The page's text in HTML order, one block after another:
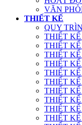
VĂN
THIẾT KẾ
QUY
THIẾT
THIẾT
THIẾT
THIẾT
THIẾT
THIẾT
THIẾT
THIẾT
THIẾT
THIẾT